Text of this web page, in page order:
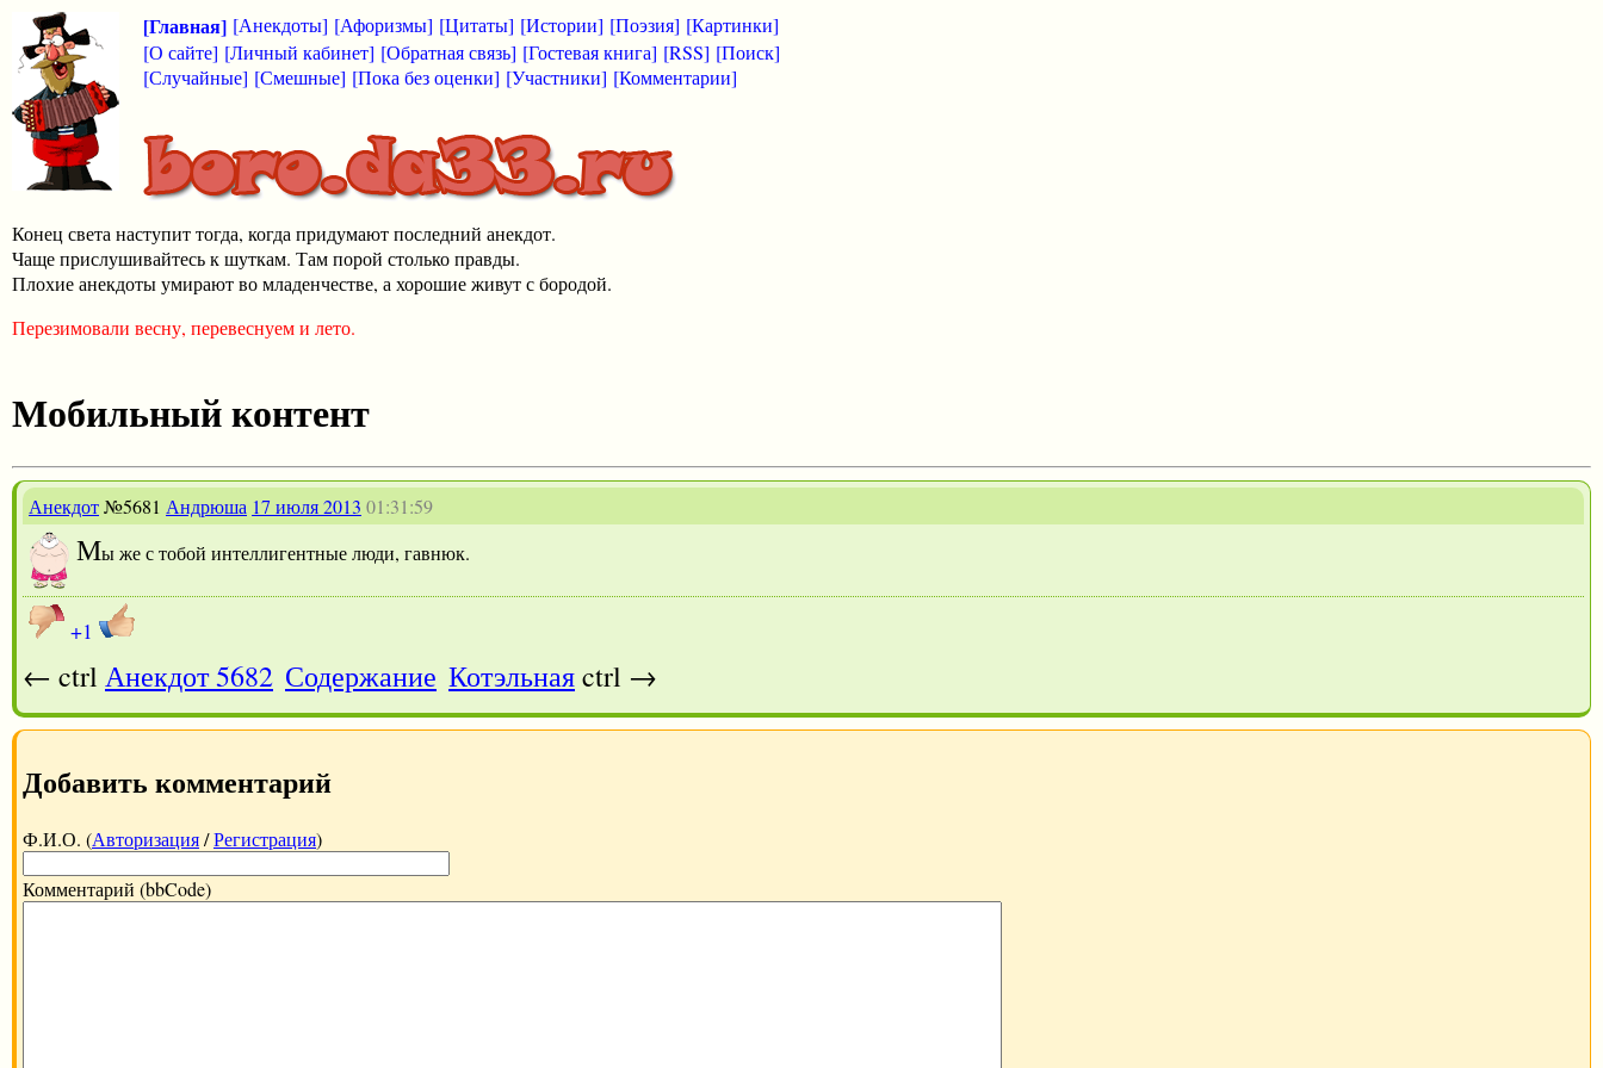
[Главная] [Анекдоты] [Афоризмы] [Цитаты] [Истории] [Поэзия] [Картинки]
[О сайте] [Личный кабинет] [Обратная связь] [Гостевая книга] [RSS] [Поиск]
[Случайные] [Смешные] [Пока без оценки] [Участники] [Комментарии]
Конец света наступит тогда, когда придумают последний анекдот.
Чаще прислушивайтесь к шуткам. Там порой столько правды.
Плохие анекдоты умирают во младенчестве, а хорошие живут с бородой.
Перезимовали весну, перевеснуем и лето.
Мобильный контент
Анекдот№5681 Андрюша 17 июля 2013 01:31:59
Мы же с тобой интеллигентные люди, гавнюк.
+1
← ctrl Анекдот 5682 Содержание Котэльнаяctrl →
Добавить комментарий
Ф.И.О. (Авторизация/Регистрация)
Комментарий (bbCode)